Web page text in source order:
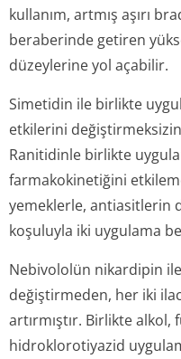
kullanım, artmış aşırı
beraberinde getiren
düzeylerine yol açabilir.
Simetidin ile birlikte
etkilerini
Ranitidinle birlikte
farmakokinetiğini
yemeklerle, antiasitlerin
koşuluyla iki uygulama
Nebivololün nikardipin
değiştirmeden, her iki
artırmıştır. Birlikte alkol,
hidroklorotiyazid